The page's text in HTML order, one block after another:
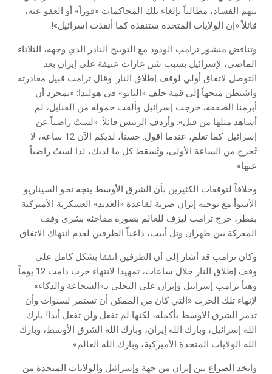
بتهم الفساد، مطالباً بإلغاء تلك المحاكمات «فوراً» أو العفو عنه،
قائلاً «إن الولايات المتحدة ستنقذه كما أنقذت إسرائيل»!.
وتناقض منشور ترامب الودود مع التوبيخ النادر الذي وجهه، الثلاثاء
الماضي، لإسرائيل بسبب شن غارات عنيفة على إيران بعد
التوصل لاتفاق أولي لوقف إطلاق النار. وقال ترامب قبيل مغادرته
واشنطن متجهاً إلى قمة حلف «الناتو» في هولندا: «بمجرد أن
أبرمنا الصفقة، خرجت إسرائيل وألقت حمولة من القنابل، لم
أشاهد مثلها من قبل». وأردف الرئيس قائلاً: «لستُ راضياً عن
إسرائيل. كما تعلم، عندما أقول: حسناً، لديكم الآن 12 ساعة، لا
تُخرج من الساعة الأولى، وتُسقط كل ما لديك، لذا لستُ راضياً
عنها».
وخلافاً لتوقعات الكثيرين بأن الشرق الأوسط يتجه نحو السيناريو
الأسوأ مع توجيه إيران ضربة لقاعدة «العديد» العسكرية الأميركية
بقطر، خرج ترامب ليزف للعالم بصورة مفاجئة بشرى وقف
المعركة بين طهران وتل أبيب، داعياً الطرفين لعدم انتهاك الاتفاق.
وكان ترامب قد أشار إلى أن الطرفين اتفقا بشكل كامل على
وقف إطلاق النار خلال ساعات، تمهيدا لانتهاء حرب دامت 12 يوماً.
وهنأ ترامب إسرائيل وإيران على التحلي بـ«الشجاعة والذكاء»
لإنهاء تلك الحرب «التي كان من الممكن أن تستمر لسنوات وأن
تدمر الشرق الأوسط بأكمله، لكنها لم تفعل ولن تفعل أبدا! بارك
الله إسرائيل، وبارك الله إيران، وبارك الله الشرق الأوسط، وبارك
الله الولايات المتحدة الأميركية، وبارك الله العالم».
واتخذ الصراع بين إيران من جهة وإسرائيل والولايات المتحدة من